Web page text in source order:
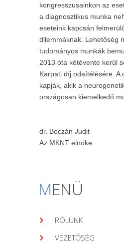
kongresszusainkon az
a diagnosztikus munka
eseteink kapcsán
dilemmáknak. Lehetőség
tudományos munkák
2013 óta kétévente kerül
Karpati díj odaítélésére. A
kapják, akik a
országosan kiemelkedő
dr. Boczán Judit
Az MKNT elnöke
MENÜ
RÓLUNK
VEZETŐSÉG